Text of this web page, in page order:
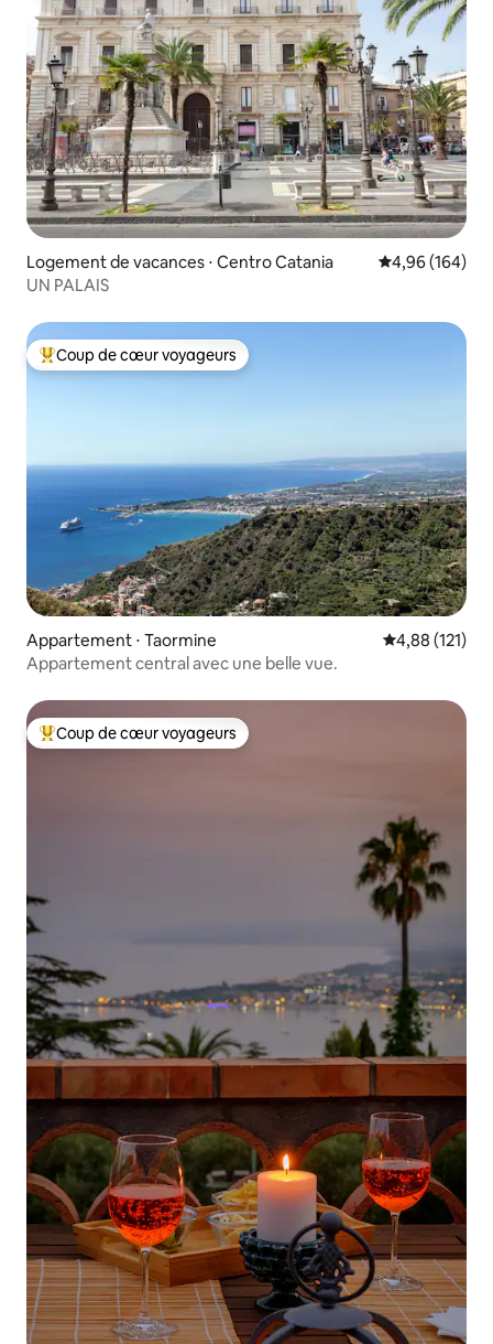
Logement de vacances ⋅ Centro Catania Évaluation
4,96 (164)
UN PALAIS
Coups de cœur voyageurs les plus appréciés
Coup de cœur voyageurs
Appartement ⋅ Taormine Évaluation
4,88 (121)
Appartement central avec une belle vue.
Coups de cœur voyageurs les plus appréciés
Coup de cœur voyageurs